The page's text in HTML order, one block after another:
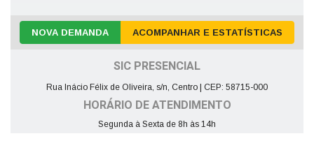
NOVA DEMANDA ACOMPANHAR E ESTATÍSTICAS
SIC PRESENCIAL
Rua Inácio Félix de Oliveira, s/n, Centro | CEP: 58715-000
HORÁRIO DE ATENDIMENTO
Segunda à Sexta de 8h às 14h